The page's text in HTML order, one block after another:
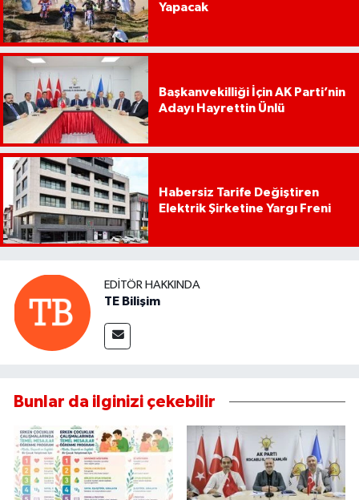
Yapacak
Başkanvekilliği İçin AK Parti’nin
Adayı Hayrettin Ünlü
Habersiz Tarife Değiştiren
Elektrik Şirketine Yargı Freni
EDITÖR HAKKINDA
TE Bilişim
Bunlar da ilginizi çekebilir